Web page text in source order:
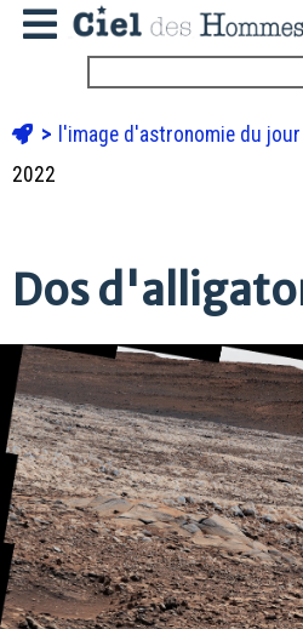
l'image d'astronomie du jour
2022
Dos